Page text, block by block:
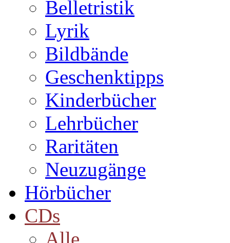
Belletristik
Lyrik
Bildbände
Geschenktipps
Kinderbücher
Lehrbücher
Raritäten
Neuzugänge
Hörbücher
CDs